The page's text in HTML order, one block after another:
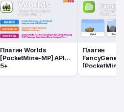
Плагин Worlds
[PocketMine-MP] API
5+
Плагин
[PocketMine-